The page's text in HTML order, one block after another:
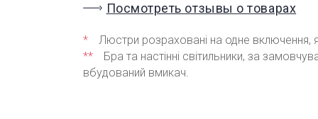
Посмотреть отзывы о товарах
*
Люстри розраховані на одне включення,
**
Бра та настінні світильники, за
вбудований вмикач.